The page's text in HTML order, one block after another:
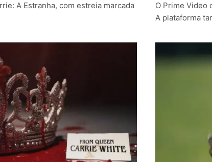
A Estranha, com estreia marcada
O Prime Video
A plataforma